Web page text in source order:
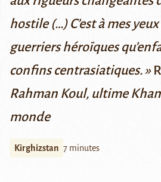
hostile (…) C’est à mes
guerriers héroïques
confins centrasiatiques.»
Rahman Koul, ultime
monde
Kirghizstan 7 minutes